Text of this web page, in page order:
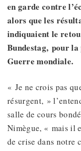
en garde contre
alors que les
indiquaient le
Bundestag, pour la
Guerre mondiale.
« Je ne crois pas
résurgent, »
salle de cours
Nimègue, « mais il
de crise dans notre